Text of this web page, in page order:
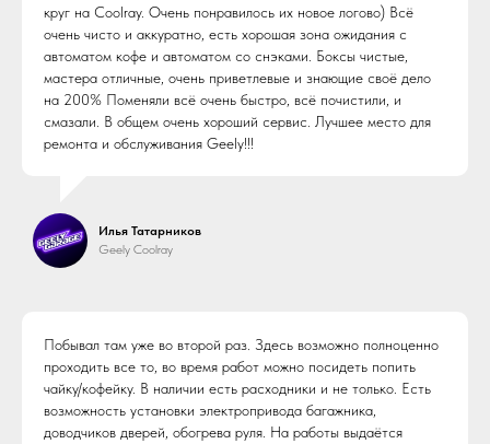
круг на Coolray. Очень понравилось их новое логово) Всё
очень чисто и аккуратно, есть хорошая зона ожидания с
автоматом кофе и автоматом со снэками. Боксы чистые,
мастера отличные, очень приветлевые и знающие своё дело
на 200% Поменяли всё очень быстро, всё почистили, и
смазали. В общем очень хороший сервис. Лучшее место для
ремонта и обслуживания Geely!!!
Илья Татарников
Geely Coolray
Побывал там уже во второй раз. Здесь возможно полноценно
проходить все то, во время работ можно посидеть попить
чайку/кофейку. В наличии есть расходники и не только. Есть
возможность установки электропривода багажника,
доводчиков дверей, обогрева руля. На работы выдаётся